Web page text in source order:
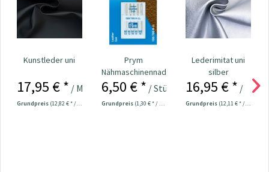
Kunstleder uni
17,95 € * / Meter
Grundpreis (12,82 € * / 1 m²)
Prym
Nähmaschinennadeln
130/705 Leder 80-
6,50 € * / Stück
Grundpreis (1,30 € * / 1 Stück)
Lederimitat uni
silber
16,95 € * /
Grundpreis (12,11 € * / 1 m²)